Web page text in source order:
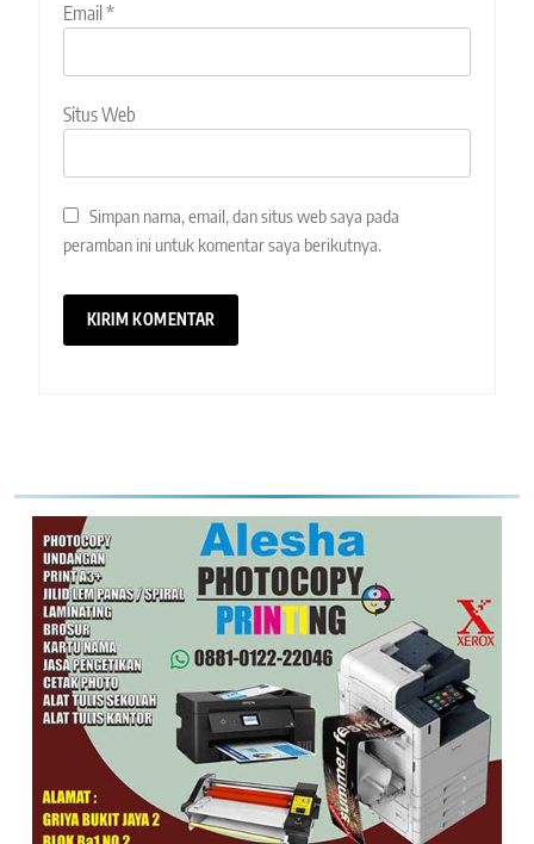
Email *
Situs Web
Simpan nama, email, dan situs web saya pada
peramban ini untuk komentar saya berikutnya.